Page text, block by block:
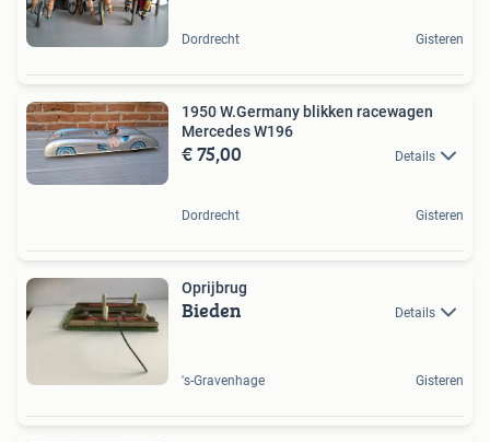
Dordrecht Gisteren
1950 W.Germany blikken racewagen
Mercedes W196
€ 75,00 Details
Dordrecht Gisteren
Oprijbrug
Bieden Details
's-Gravenhage Gisteren